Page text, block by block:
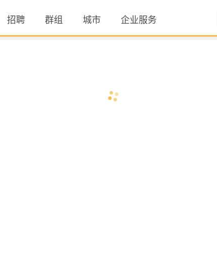
招聘 群组 城市 企业服务